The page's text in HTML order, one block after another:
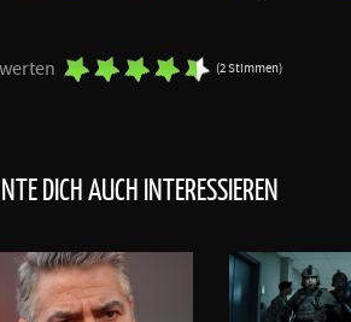
(2 Stimmen)
DICH AUCH INTERESSIEREN